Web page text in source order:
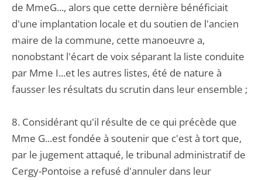
de MmeG..., alors que cette dernière bénéficiait
d'une implantation locale et du soutien de l'ancien
maire de la commune, cette manoeuvre a,
nonobstant l'écart de voix séparant la liste conduite
par Mme I...et les autres listes, été de nature à
fausser les résultats du scrutin dans leur ensemble ;
8. Considérant qu'il résulte de ce qui précède que
Mme G...est fondée à soutenir que c'est à tort que,
par le jugement attaqué, le tribunal administratif de
Cergy-Pontoise a refusé d'annuler dans leur